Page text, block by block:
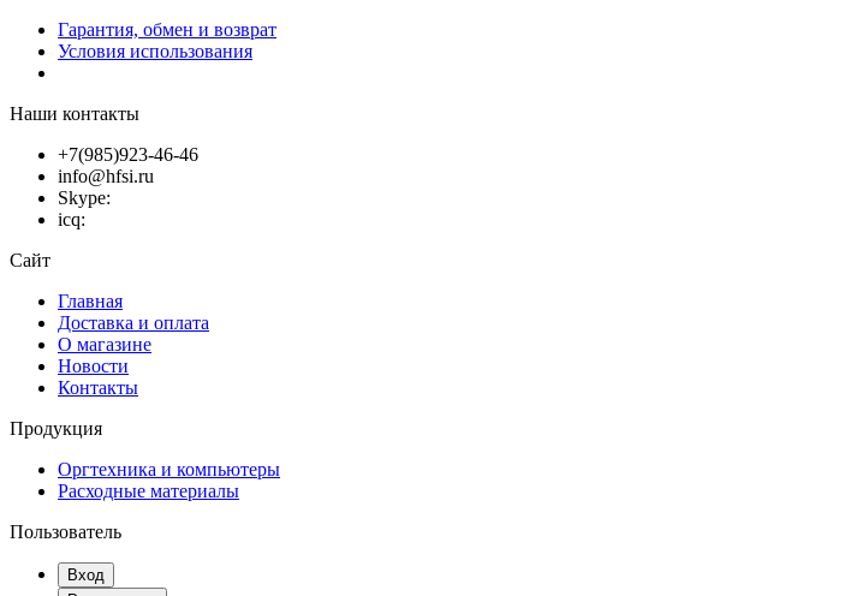
Гарантия, обмен и возврат
Условия использования
Наши контакты
+7(985)923-46-46
info@hfsi.ru
Skype:
icq:
Сайт
Главная
Доставка и оплата
О магазине
Новости
Контакты
Продукция
Оргтехника и компьютеры
Расходные материалы
Пользователь
Вход